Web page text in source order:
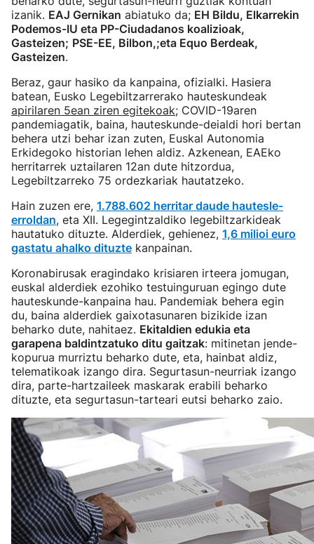
izanik. EAJ Gernikan abiatuko da; EH Bildu, Elkarrekin
Podemos-IU eta PP-Ciudadanos koalizioak,
Gasteizen; PSE-EE, Bilbon,;eta Equo Berdeak,
Gasteizen.
Beraz, gaur hasiko da kanpaina, ofizialki. Hasiera
batean, Eusko Legebiltzarrerako hauteskundeak
apirilaren 5ean ziren egitekoak; COVID-19aren
pandemiagatik, baina, hauteskunde-deialdi hori bertan
behera utzi behar izan zuten, Euskal Autonomia
Erkidegoko historian lehen aldiz. Azkenean, EAEko
herritarrek uztailaren 12an dute hitzordua,
Legebiltzarreko 75 ordezkariak hautatzeko.
Hain zuzen ere, 1.788.602 herritar daude hautesle-
erroldan, eta XII. Legegintzaldiko legebiltzarkideak
hautatuko dituzte. Alderdiek, gehienez, 1,6 milioi euro
gastatu ahalko dituzte kanpainan.
Koronabirusak eragindako krisiaren irteera jomugan,
euskal alderdiek ezohiko testuinguruan egingo dute
hauteskunde-kanpaina hau. Pandemiak behera egin
du, baina alderdiek gaixotasunaren bizikide izan
beharko dute, nahitaez. Ekitaldien edukia eta
garapena baldintzatuko ditu gaitzak: mitinetan jende-
kopurua murriztu beharko dute, eta, hainbat aldiz,
telematikoak izango dira. Segurtasun-neurriak izango
dira, parte-hartzaileek maskarak erabili beharko
dituzte, eta segurtasun-tarteari eutsi beharko zaio.